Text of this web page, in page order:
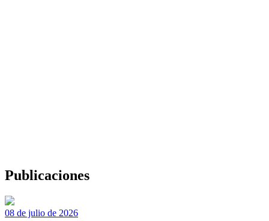
Publicaciones
08 de julio de 2026